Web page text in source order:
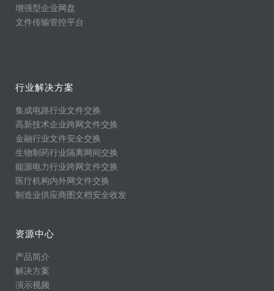
增强型企业网盘
文件传输管控平台
行业解决方案
集成电路行业文件交换
高新技术企业跨网文件交换
金融行业文件安全交换
生物制药行业隔离网间交换
能源电力行业跨网文件交换
医疗机构内外网文件交换
制造业供应商图文档安全收发
资源中心
产品简介
解决方案
演示视频